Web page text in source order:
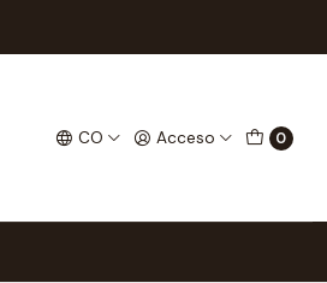
CO Acceso 0